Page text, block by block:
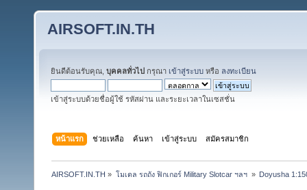
AIRSOFT.IN.TH
ยินดีต้อนรับคุณ, บุคคลทั่วไป กรุณา เข้าสู่ระบบ หรือ ลงทะเบียน
เข้าสู่ระบบด้วยชื่อผู้ใช้ รหัสผ่าน และระยะเวลาในเซสชั่น
หน้าแรก ช่วยเหลือ ค้นหา เข้าสู่ระบบ สมัครสมาชิก
AIRSOFT.IN.TH » โมเดล รถถัง ฟิกเกอร์ Military Slotcar ฯลฯ » Doyusha